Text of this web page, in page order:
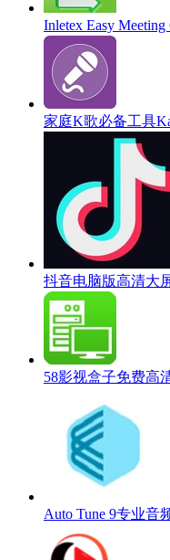
Inletex Easy
家庭K歌必备工具
抖音电脑版高清大
58影视盒子免费高
Auto Tune 9专业音